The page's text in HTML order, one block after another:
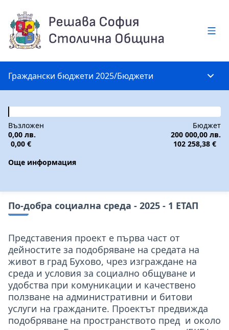
Граждански бюджети 2025/Бюджети
Възложен
0,00 лв.
0,00 €
Бюджет
200 000,00 лв.
102 258,38 €
Още информация
По-добра социална среда - 2025 - 1 ЕТАП
Представения проект е първа част от
дейностите за подобряване на средата на
живот в град Бухово, чрез изграждане на
среда и условия за социално общуване и
удобства при комуникации и качествено
ползване на административни и битови
услуги на гражданите. Проектът предвижда
подобряване на пространството пред и около